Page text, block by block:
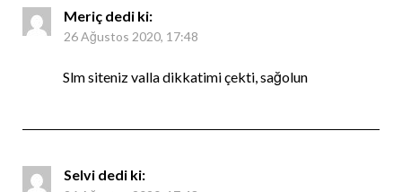
Meriç dedi ki:
26 Ağustos 2020, 17:48
Slm siteniz valla dikkatimi çekti, sağolun
Selvi dedi ki: